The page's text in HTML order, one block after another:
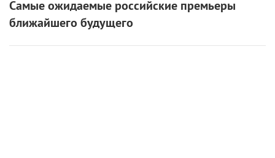
Самые ожидаемые российские премьеры
ближайшего будущего